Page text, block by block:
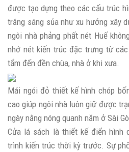
được tạo dựng theo các cấu trúc
trắng sáng sủa như xu hướng xây
ngôi nhà phảng phất nét Huế
nhớ nét kiến trúc đặc trưng từ
tẩm đến đền chùa, nhà ở khi xưa.
Mái ngói đỏ thiết kế hình chóp
cao giúp ngôi nhà luôn giữ được
ngày nắng nóng quanh năm ở Sài
Cửa lá sách là thiết kế điển hình
trình kiến trúc thời kỳ trước. Sự